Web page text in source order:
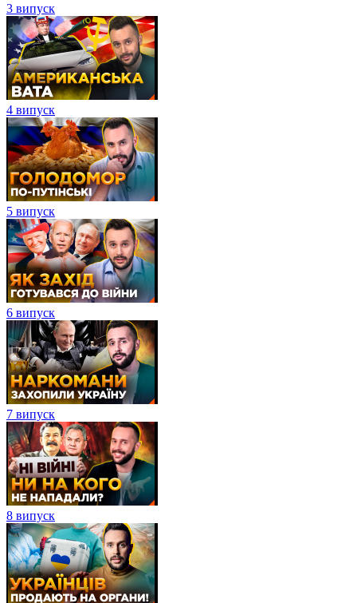
3 випуск
4 випуск
5 випуск
6 випуск
7 випуск
8 випуск